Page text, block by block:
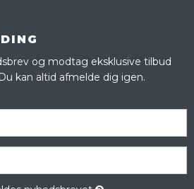
og modtag eksklusive tilbud
kan altid afmelde dig igen.